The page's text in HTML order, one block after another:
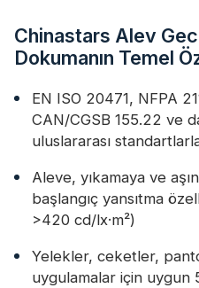
Chinastars Alev
Dokumanın Temel
EN ISO 20471, NFPA
CAN/CGSB 155.22 ve
uluslararası
Aleve, yıkamaya ve
başlangıç ​​yansıtma
>420 cd/lx·m²)
Yelekler, ceketler,
uygulamalar için